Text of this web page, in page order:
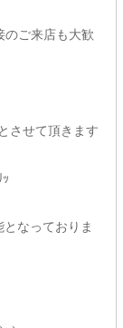
のご来店も大歓
させて頂きます
なっておりま
、